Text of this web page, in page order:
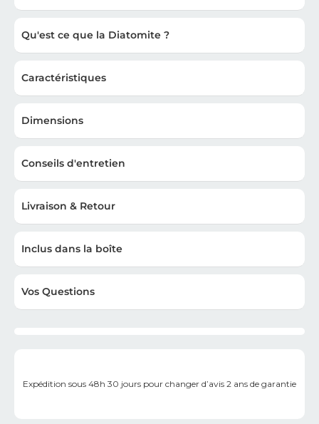
Qu'est ce que la Diatomite ?
Caractéristiques
Dimensions
Conseils d'entretien
Livraison & Retour
Inclus dans la boîte
Vos Questions
Expédition sous 48h 30 jours pour changer d’avis 2 ans de garantie